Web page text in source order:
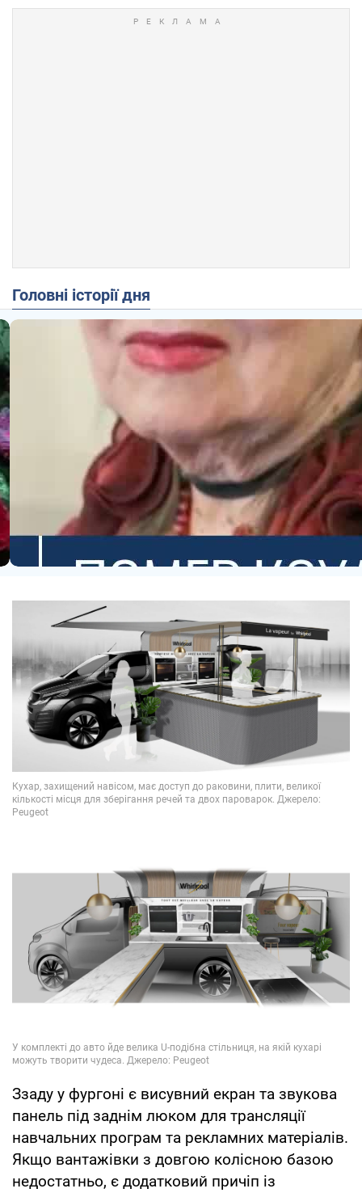
Головні історії дня
Ззаду у фургоні є висувний екран та звукова
панель під заднім люком для трансляції
навчальних програм та рекламних матеріалів.
Якщо вантажівки з довгою колісною базою
недостатньо, є додатковий причіп із